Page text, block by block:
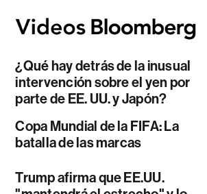
¿Qué hay detrás de la inusual
intervención sobre el yen por
parte de EE. UU. y Japón?
Copa Mundial de la FIFA: La
batalla de las marcas
Trump afirma que EE.UU.